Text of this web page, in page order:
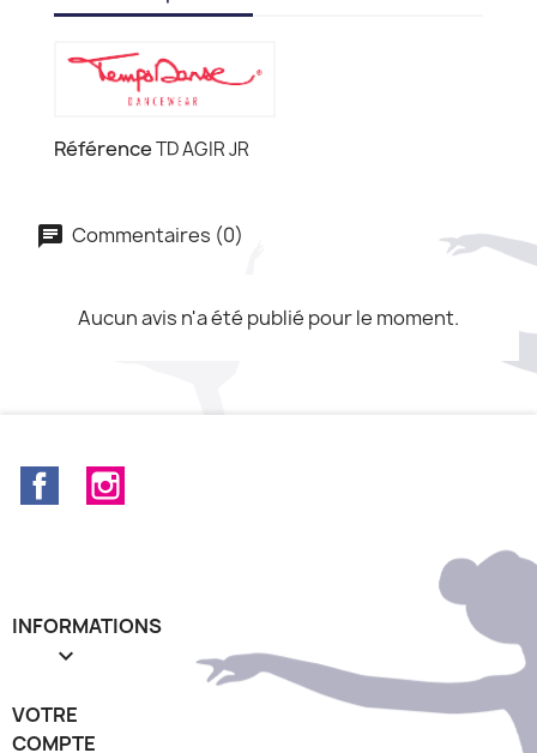
RéférenceTD AGIR JR
Commentaires (0)
Aucun avis n'a été publié pour le moment.
Facebook
INFORMATIONS

VOTRE
COMPTE